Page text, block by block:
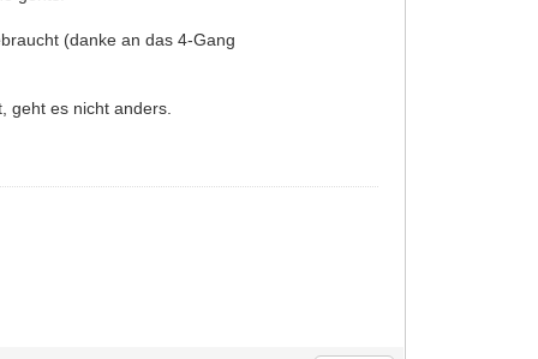
(danke an das 4-Gang
geht es nicht anders.